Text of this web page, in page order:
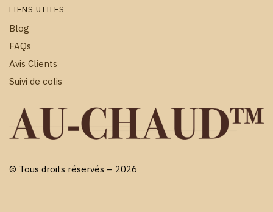
LIENS UTILES
Blog
FAQs
Avis Clients
Suivi de colis
© Tous droits réservés – 2026